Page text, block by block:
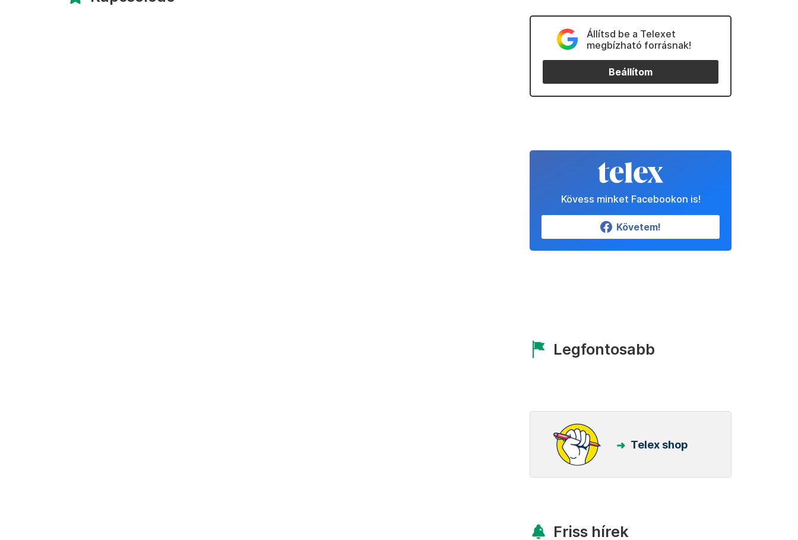
Állítsd be a Telexet
megbízható forrásnak!
Beállítom
Kövess minket Facebookon is!
Követem!
Legfontosabb
Telex shop
Friss hírek